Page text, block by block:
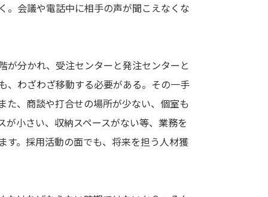
。会議や電話中に相手の声が聞こえなくな
分かれ、受注センターと発注センターと
、わざわざ移動する必要がある。その一手
、商談や打合せの場所が少ない、個室も
小さい、収納スペースがない等、業務を
す。採用活動の面でも、将来を担う人材獲